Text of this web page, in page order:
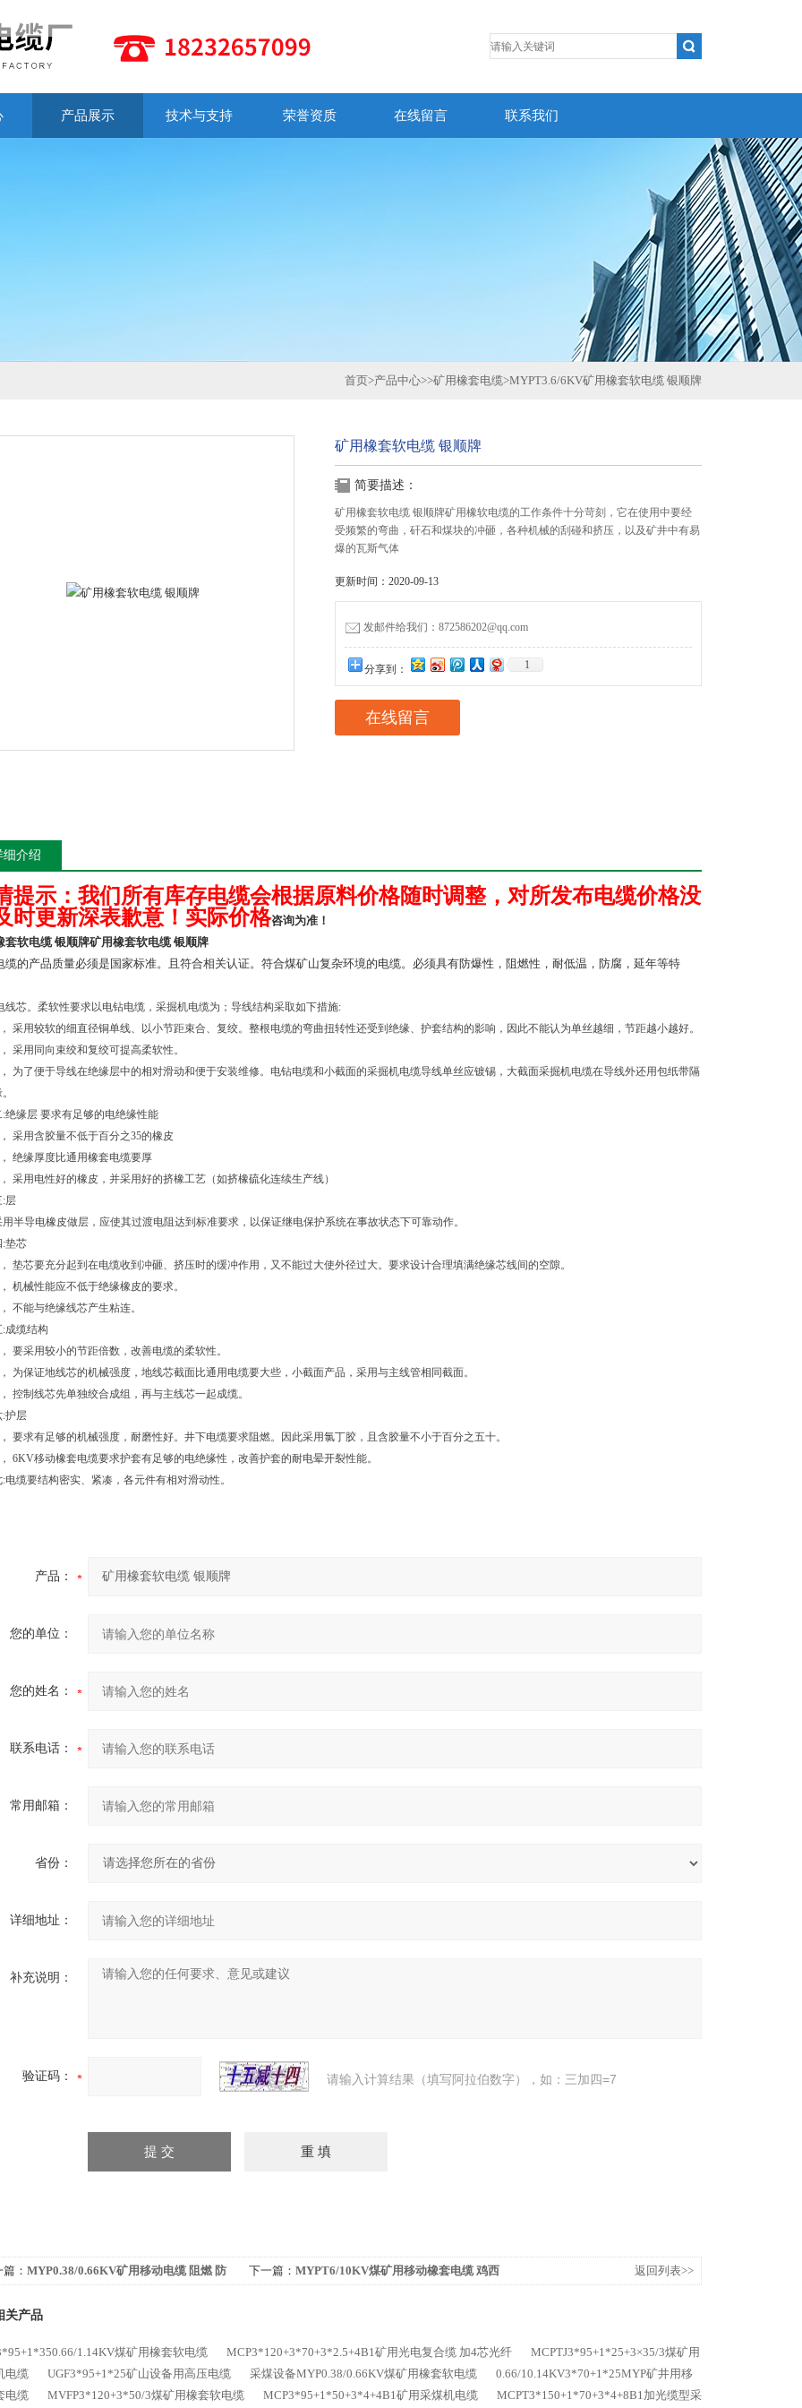
产品展示 技术与支持 荣誉资质 在线留言 联系我们
首页>产品中心>>矿用橡套电缆>MYPT3.6/6KV矿用橡套软电缆 银顺牌
矿用橡套软电缆 银顺牌
简要描述：
矿用橡套软电缆 银顺牌矿用橡软电缆的工作条件十分苛刻，它在使用中要经
受频繁的弯曲，矸石和煤块的冲砸，各种机械的刮碰和挤压，以及矿井中有易
爆的瓦斯气体
更新时间：2020-09-13
发邮件给我们：872586202@qq.com
分享到： 1
在线留言
细介绍
提示：我们所有库存电缆会根据原料价格随时调整，对所发布电缆价格没
时更新深表歉意！实际价格咨询为准！
套软电缆 银顺牌矿用橡套软电缆 银顺牌
缆的产品质量必须是国家标准。且符合相关认证。符合煤矿山复杂环境的电缆。必须具有防爆性，阻燃性，耐低温，防腐，延年等特
线芯。柔软性要求以电钻电缆，采掘机电缆为；导线结构采取如下措施:
， 采用较软的细直径铜单线、以小节距束合、复绞。整根电缆的弯曲扭转性还受到绝缘、护套结构的影响，因此不能认为单丝越细，节距越小越好。
， 采用同向束绞和复绞可提高柔软性。
，
为了便于导线在绝缘层中的相对滑动和便于安装维修。电钻电缆和小截面的采掘机电缆导线单丝应镀锡，大截面采掘机电缆在导线外还用包纸带隔
:绝缘层 要求有足够的电绝缘性能
， 采用含胶量不低于百分之35的橡皮
， 绝缘厚度比通用橡套电缆要厚
， 采用电性好的橡皮，并采用好的挤橡工艺（如挤橡硫化连续生产线）
:层
导电橡皮做层，应使其过渡电阻达到标准要求，以保证继电保护系统在事故状态下可靠动作。
:垫芯
， 垫芯要充分起到在电缆收到冲砸、挤压时的缓冲作用，又不能过大使外径过大。要求设计合理填满绝缘芯线间的空隙。
， 机械性能应不低于绝缘橡皮的要求。
， 不能与绝缘线芯产生粘连。
:成缆结构
， 要采用较小的节距倍数，改善电缆的柔软性。
，
为保证地线芯的机械强度，地线芯截面比通用电缆要大些，小截面产品，采用与主线管相同截面。
， 控制线芯先单独绞合成组，再与主线芯一起成缆。
:护层
， 要求有足够的机械强度，耐磨性好。井下电缆要求阻燃。因此采用氯丁胶，且含胶量不小于百分之五十。
， 6KV移动橡套电缆要求护套有足够的电绝缘性，改善护套的耐电晕开裂性能。
:电缆要结构密实、紧凑，各元件有相对滑动性。
产品：
您的单位：
您的姓名：
联系电话：
常用邮箱：
省份：
详细地址：
补充说明：
验证码： 请输入计算结果（填写阿拉伯数字），如：三加四=7
： MYP0.38/0.66KV矿用移动电缆 阻燃 防
下一篇： MYPT6/10KV煤矿用移动橡套电缆 鸡西
返回列表>>
关产品
1.14KV煤矿用橡套软电缆 MCP3*120+3*70+3*2.5+4B1矿用光电复合缆 加4芯光纤
MCPTJ3*95+1*25+3×35/3煤矿用
电缆
UGF3*95+1*25矿山设备用高压电缆 采煤设备MYP0.38/0.66KV煤矿用橡套软电缆
0.66/10.14KV3*70+1*25MYP矿井用移
电缆
MVFP3*120+3*50/3煤矿用橡套软电缆 MCP3*95+1*50+3*4+4B1矿用采煤机电缆 MCPT3*150+1*70+3*4+8B1加光缆型采